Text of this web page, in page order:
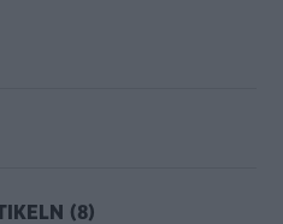
(8)